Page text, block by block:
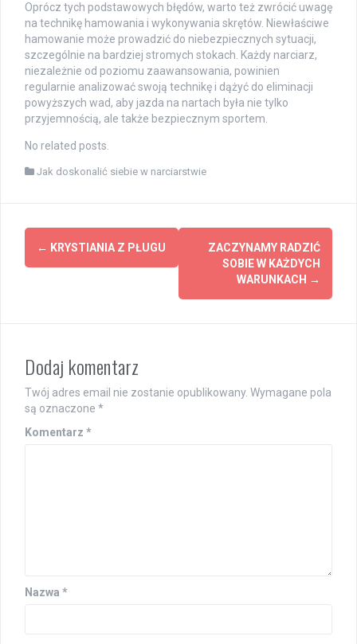
Oprócz tych podstawowych błędów, warto też zwrócić uwagę
na technikę hamowania i wykonywania skrętów. Niewłaściwe
hamowanie może prowadzić do niebezpiecznych sytuacji,
szczególnie na bardziej stromych stokach. Każdy narciarz,
niezależnie od poziomu zaawansowania, powinien
regularnie analizować swoją technikę i dążyć do eliminacji
powyższych wad, aby jazda na nartach była nie tylko
przyjemnością, ale także bezpiecznym sportem.
No related posts.
Jak doskonalić siebie w narciarstwie
Post
navigation
← KRYSTIANIA Z PŁUGU
ZACZYNAMY RADZIĆ
SOBIE W KAŻDYCH
WARUNKACH →
Dodaj komentarz
Twój adres email nie zostanie opublikowany. Wymagane pola
są oznaczone *
Komentarz *
Nazwa *